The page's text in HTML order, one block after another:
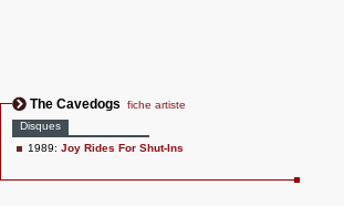
The Cavedogs
fiche artiste
Disques
1989: Joy Rides For Shut-Ins